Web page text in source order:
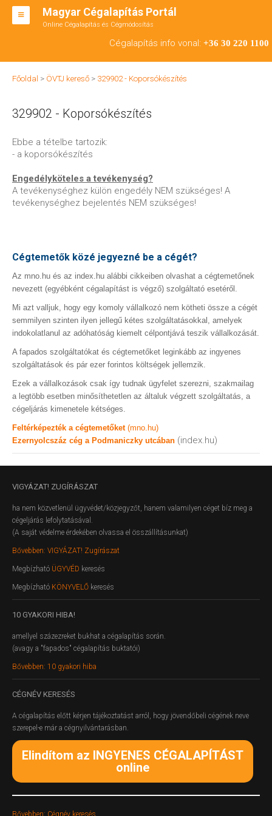
Magyar Cégalapítás Portál
Online Cégalapítás és Cégmódosítás
Cégalapítás info vonal: +36 30 220 1100
BT ALAPÍTÁS
CÉGMÓDOSÍTÁS
ÁTALAKULÁS
TEÁOR SZÁMOK '08
ENGEDÉLYKÖTELES
Főoldal > ÖVTJ kereső > 329902 - Koporsókészítés
329902 - Koporsókészítés
Ebbe a tételbe tartozik:
- a koporsókészítés
Engedélyköteles a tevékenység?
A tevékenységhez külön engedély NEM szükséges! A
tevékenységhez bejelentés NEM szükséges!
Cégtemetők közé jegyezné be a cégét?
Az mno.hu és az index.hu alábbi cikkeiben olvashat a cégtemetőnek
nevezett (egyébként cégalapítást is végző) szolgáltató esetéről.
Mi azt valljuk, hogy egy komoly vállalkozó nem kötheti össze a cégét
semmilyen szinten ilyen jellegű kétes szolgáltatásokkal, amelyek
indokolatlanul az adóhatóság kiemelt célpontjává teszik vállalkozását.
A fapados szolgáltatókat és cégtemetőket leginkább az ingyenes
szolgáltatások és pár ezer forintos költségek jellemzik.
Ezek a vállalkozások csak így tudnak ügyfelet szerezni, szakmailag
a legtöbb esetben minősíthetetlen az általuk végzett szolgáltatás, a
cégeljárás kimenetele kétséges.
Feltérképezték a cégtemetőket (mno.hu)
Ezernyolcszáz cég a Podmaniczky utcában (index.hu)
VIGYÁZAT! ZUGÍRÁSZAT
ha nem közvetlenül ügyvédet/közjegyzőt, hanem valamilyen céget bíz meg a
cégeljárás lefolytatásával.
(A saját védelme érdekében olvassa el összállításunkat)
Bővebben: VIGYÁZAT! Zugírászat
Megbízható ÜGYVÉD keresés
Megbízható KÖNYVELŐ keresés
10 GYAKORI HIBA!
amellyel százezreket bukhat a cégalapítás során.
(avagy a "fapados" cégalapítás buktatói)
Bővebben: 10 gyakori hiba
CÉGNÉV KERESÉS
A cégalapítás előtt kérjen tájékoztatást arról, hogy jövendőbeli cégének neve
szerepel-e már a cégnyilvántarásban.
Elindítom az INGYENES CÉGALAPÍTÁST
online
Bővebben: Cégnév keresés